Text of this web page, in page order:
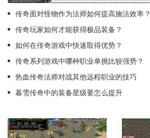
传奇面对怪物作为法师如何提高施法效率？
传奇玩家如何才能获得极品装备？
如何在传奇游戏中快速取得优势？
传奇系列游戏中哪种职业单挑比较强势？
热血传奇法师对战其他远程职业的技巧
暮雪传奇中的装备星级要怎么提升